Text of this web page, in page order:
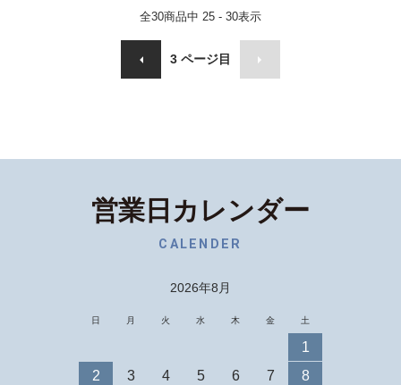
全30商品中 25 - 30表示
3 ページ目
営業日カレンダー
CALENDER
2026年8月
日 月 火 水 木 金 土
1
2
3 4 5 6 7
8